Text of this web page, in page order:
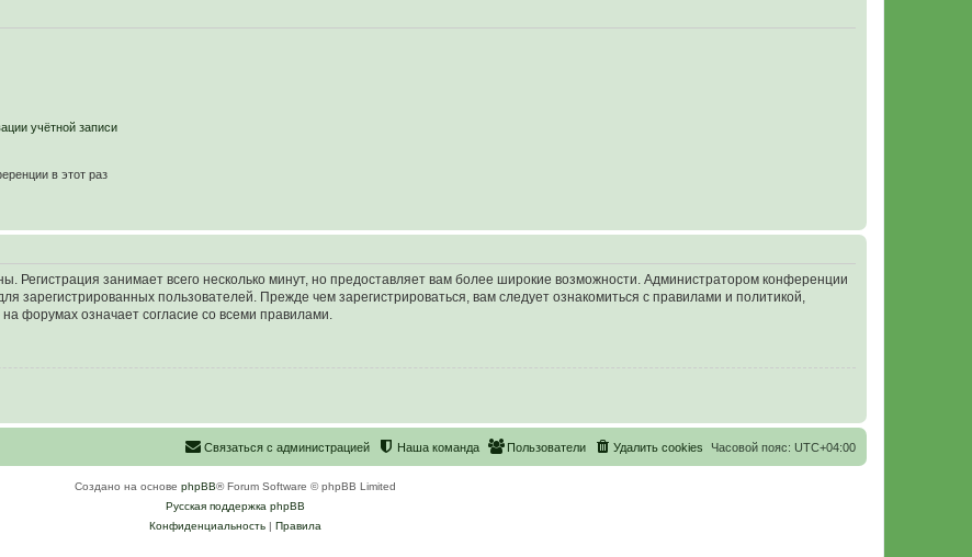
учётной записи
в этот раз
Регистрация занимает всего несколько минут, но предоставляет вам более широкие возможности. Администратором конференции
зарегистрированных пользователей. Прежде чем зарегистрироваться, вам следует ознакомиться с правилами и политикой,
форумах означает согласие со всеми правилами.
Часовой пояс: UTC+04:00
Удалить cookies
Пользователи
Наша команда
Связаться с администрацией
Создано на основе phpBB® Forum Software © phpBB Limited
Русская поддержка phpBB
Конфиденциальность| Правила